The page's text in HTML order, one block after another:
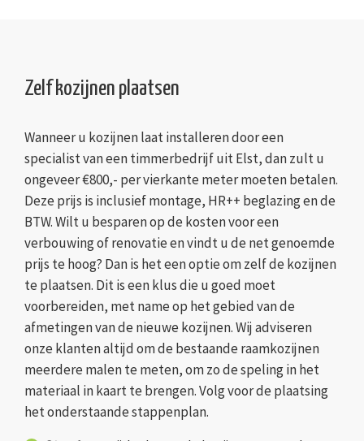
Zelf kozijnen plaatsen
Wanneer u kozijnen laat installeren door een
specialist van een timmerbedrijf uit Elst, dan zult u
ongeveer €800,- per vierkante meter moeten betalen.
Deze prijs is inclusief montage, HR++ beglazing en de
BTW. Wilt u besparen op de kosten voor een
verbouwing of renovatie en vindt u de net genoemde
prijs te hoog? Dan is het een optie om zelf de kozijnen
te plaatsen. Dit is een klus die u goed moet
voorbereiden, met name op het gebied van de
afmetingen van de nieuwe kozijnen. Wij adviseren
onze klanten altijd om de bestaande raamkozijnen
meerdere malen te meten, om zo de speling in het
materiaal in kaart te brengen. Volg voor de plaatsing
het onderstaande stappenplan.